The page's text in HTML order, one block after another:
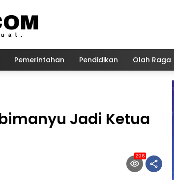
Pemerintahan Pendidikan Olah Raga
Jadi Ketua
296